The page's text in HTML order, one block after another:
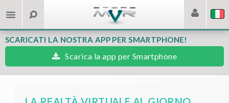
SCARICATI LA NOSTRA APP PER SMARTPHONE!
Scarica la app per Smartphone